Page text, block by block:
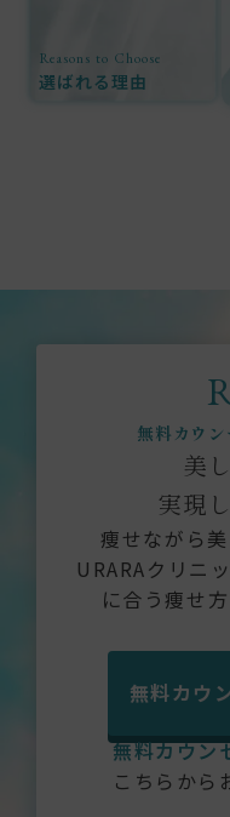
Reasons to Choose
選ばれる理由
無料カウ
美
実現
痩せながら
URARAクリニ
に合う痩せ
無料カウ
無料カウン
こちらから